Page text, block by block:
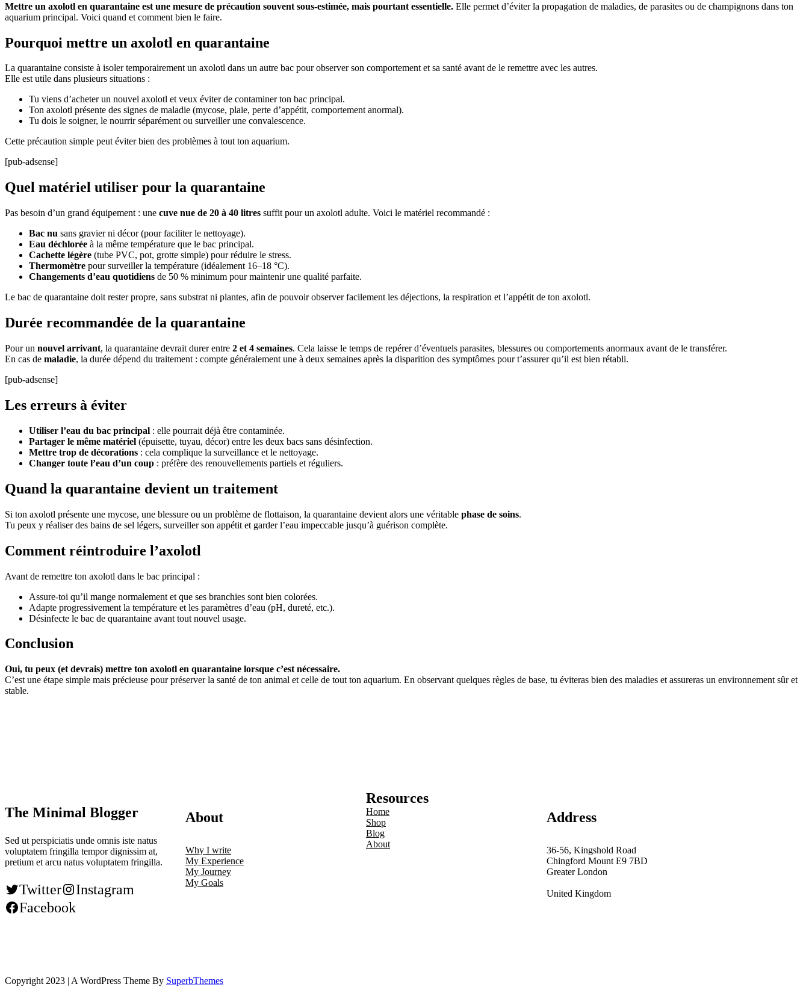
Mettre un axolotl en quarantaine est une mesure de précaution souvent sous-estimée, mais pourtant essentielle. Elle permet d’éviter la propagation de maladies, de parasites ou de champignons dans ton
aquarium principal. Voici quand et comment bien le faire.
Pourquoi mettre un axolotl en quarantaine
La quarantaine consiste à isoler temporairement un axolotl dans un autre bac pour observer son comportement et sa santé avant de le remettre avec les autres.
Elle est utile dans plusieurs situations :
Tu viens d’acheter un nouvel axolotl et veux éviter de contaminer ton bac principal.
Ton axolotl présente des signes de maladie (mycose, plaie, perte d’appétit, comportement anormal).
Tu dois le soigner, le nourrir séparément ou surveiller une convalescence.
Cette précaution simple peut éviter bien des problèmes à tout ton aquarium.
[pub-adsense]
Quel matériel utiliser pour la quarantaine
Pas besoin d’un grand équipement : une cuve nue de 20 à 40 litres suffit pour un axolotl adulte. Voici le matériel recommandé :
Bac nu sans gravier ni décor (pour faciliter le nettoyage).
Eau déchlorée à la même température que le bac principal.
Cachette légère (tube PVC, pot, grotte simple) pour réduire le stress.
Thermomètre pour surveiller la température (idéalement 16–18 °C).
Changements d’eau quotidiens de 50 % minimum pour maintenir une qualité parfaite.
Le bac de quarantaine doit rester propre, sans substrat ni plantes, afin de pouvoir observer facilement les déjections, la respiration et l’appétit de ton axolotl.
Durée recommandée de la quarantaine
Pour un nouvel arrivant, la quarantaine devrait durer entre 2 et 4 semaines. Cela laisse le temps de repérer d’éventuels parasites, blessures ou comportements anormaux avant de le transférer.
En cas de maladie, la durée dépend du traitement : compte généralement une à deux semaines après la disparition des symptômes pour t’assurer qu’il est bien rétabli.
[pub-adsense]
Les erreurs à éviter
Utiliser l’eau du bac principal : elle pourrait déjà être contaminée.
Partager le même matériel (épuisette, tuyau, décor) entre les deux bacs sans désinfection.
Mettre trop de décorations : cela complique la surveillance et le nettoyage.
Changer toute l’eau d’un coup : préfère des renouvellements partiels et réguliers.
Quand la quarantaine devient un traitement
Si ton axolotl présente une mycose, une blessure ou un problème de flottaison, la quarantaine devient alors une véritable phase de soins.
Tu peux y réaliser des bains de sel légers, surveiller son appétit et garder l’eau impeccable jusqu’à guérison complète.
Comment réintroduire l’axolotl
Avant de remettre ton axolotl dans le bac principal :
Assure-toi qu’il mange normalement et que ses branchies sont bien colorées.
Adapte progressivement la température et les paramètres d’eau (pH, dureté, etc.).
Désinfecte le bac de quarantaine avant tout nouvel usage.
Conclusion
Oui, tu peux (et devrais) mettre ton axolotl en quarantaine lorsque c’est nécessaire.
C’est une étape simple mais précieuse pour préserver la santé de ton animal et celle de tout ton aquarium. En observant quelques règles de base, tu éviteras bien des maladies et assureras un environnement sûr et
stable.
The Minimal Blogger
Sed ut perspiciatis unde omnis iste natus
voluptatem fringilla tempor dignissim at,
pretium et arcu natus voluptatem fringilla.
Twitter
Instagram
Facebook
About
Why I write
My Experience
My Journey
My Goals
Resources
Home
Shop
Blog
About
Address
36-56, Kingshold Road
Chingford Mount E9 7BD
Greater London
United Kingdom
Copyright 2023 | A WordPress Theme By SuperbThemes